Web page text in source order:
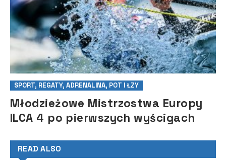
SPORT, REGATY, ADRENALINA, POT I ŁZY
Młodzieżowe Mistrzostwa Europy
ILCA 4 po pierwszych wyścigach
READ ALSO